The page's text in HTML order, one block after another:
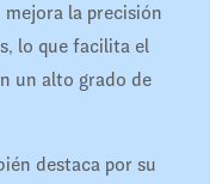
mejora la precisión
lo que facilita el
un alto grado de
destaca por su